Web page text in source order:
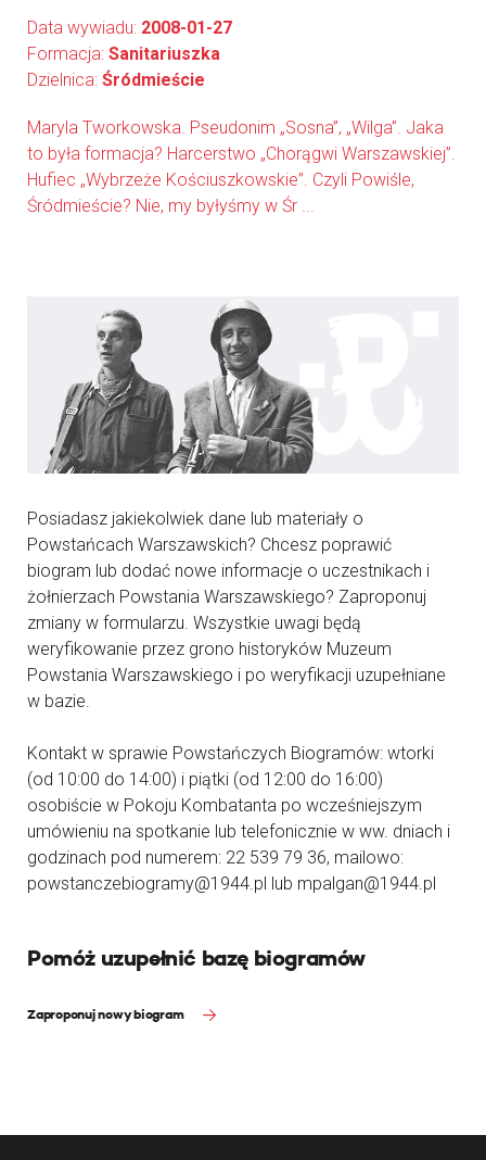
Data wywiadu: 2008-01-27
Formacja: Sanitariuszka
Dzielnica: Śródmieście
Maryla Tworkowska. Pseudonim „Sosna”, „Wilga”. Jaka
to była formacja? Harcerstwo „Chorągwi Warszawskiej”.
Hufiec „Wybrzeże Kościuszkowskie”. Czyli Powiśle,
Śródmieście? Nie, my byłyśmy w Śr ...
Posiadasz jakiekolwiek dane lub materiały o
Powstańcach Warszawskich? Chcesz poprawić
biogram lub dodać nowe informacje o uczestnikach i
żołnierzach Powstania Warszawskiego? Zaproponuj
zmiany w formularzu. Wszystkie uwagi będą
weryfikowanie przez grono historyków Muzeum
Powstania Warszawskiego i po weryfikacji uzupełniane
w bazie.
Kontakt w sprawie Powstańczych Biogramów: wtorki
(od 10:00 do 14:00) i piątki (od 12:00 do 16:00)
osobiście w Pokoju Kombatanta po wcześniejszym
umówieniu na spotkanie lub telefonicznie w ww. dniach i
godzinach pod numerem: 22 539 79 36, mailowo:
powstanczebiogramy@1944.pl lub mpalgan@1944.pl
Pomóż uzupełnić bazę biogramów
Zaproponuj nowy biogram